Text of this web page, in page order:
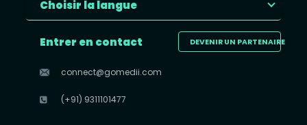
Choisir la langue
DEVENIR UN PARTENAIRE
Entrer en contact
connect@gomedii.com
(+91) 9311101477